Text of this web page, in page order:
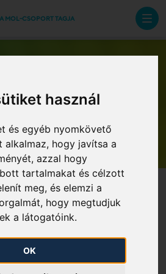
használ
és egyéb nyomkövető
alkalmaz, hogy javítsa a
azzal hogy
tartalmakat és célzott
meg, és elemzi a
hogy megtudjuk
a látogatóink.
OK
A MOL-CSOPORT TAGJA
fáklyázásról -